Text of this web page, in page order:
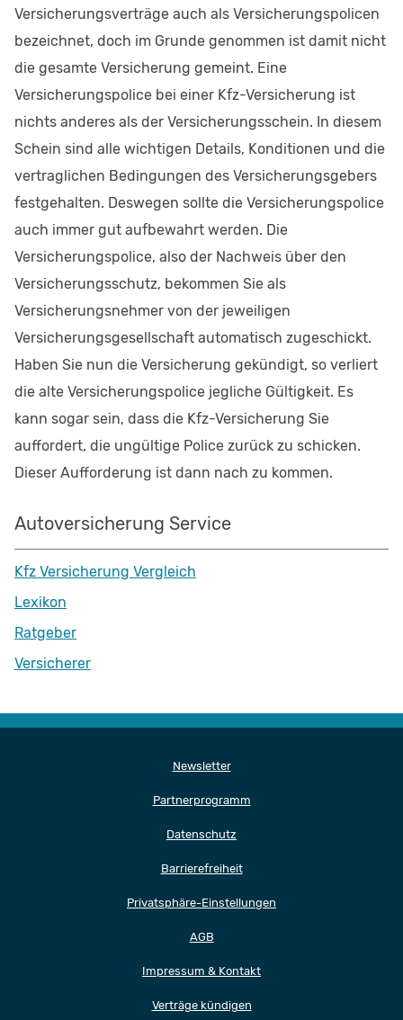
Versicherungsverträge auch als Versicherungspolicen
bezeichnet, doch im Grunde genommen ist damit nicht
die gesamte Versicherung gemeint. Eine
Versicherungspolice bei einer Kfz-Versicherung ist
nichts anderes als der Versicherungsschein. In diesem
Schein sind alle wichtigen Details, Konditionen und die
vertraglichen Bedingungen des Versicherungsgebers
festgehalten. Deswegen sollte die Versicherungspolice
auch immer gut aufbewahrt werden. Die
Versicherungspolice, also der Nachweis über den
Versicherungsschutz, bekommen Sie als
Versicherungsnehmer von der jeweiligen
Versicherungsgesellschaft automatisch zugeschickt.
Haben Sie nun die Versicherung gekündigt, so verliert
die alte Versicherungspolice jegliche Gültigkeit. Es
kann sogar sein, dass die Kfz-Versicherung Sie
auffordert, die ungültige Police zurück zu schicken.
Dieser Aufforderung ist dann nach zu kommen.
Autoversicherung Service
Kfz Versicherung Vergleich
Lexikon
Ratgeber
Versicherer
Newsletter
Partnerprogramm
Datenschutz
Barrierefreiheit
Privatsphäre-Einstellungen
AGB
Impressum & Kontakt
Verträge kündigen